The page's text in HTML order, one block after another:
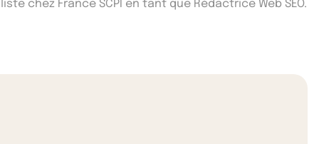
chez France SCPI en tant que Rédactrice Web SEO.